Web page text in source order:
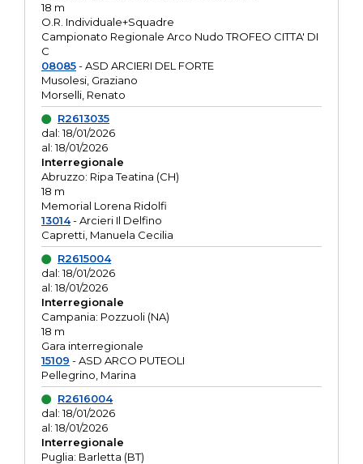
18 m
O.R. Individuale+Squadre
Campionato Regionale Arco Nudo TROFEO CITTA' DI
C
08085- ASD ARCIERI DEL FORTE
Musolesi, Graziano
Morselli, Renato
R2613035
dal: 18/01/2026
al: 18/01/2026
Interregionale
Abruzzo: Ripa Teatina (CH)
18 m
Memorial Lorena Ridolfi
13014- Arcieri Il Delfino
Capretti, Manuela Cecilia
R2615004
dal: 18/01/2026
al: 18/01/2026
Interregionale
Campania: Pozzuoli (NA)
18 m
Gara interregionale
15109 - ASD ARCO PUTEOLI
Pellegrino, Marina
R2616004
dal: 18/01/2026
al: 18/01/2026
Interregionale
Puglia: Barletta (BT)